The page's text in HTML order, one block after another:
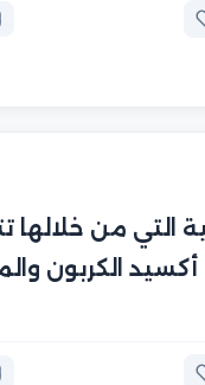
التي من خلالها
أكسيد الكربون